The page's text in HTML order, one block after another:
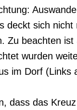
deckt sich
Zu beachten
wurden
im Dorf (Links
dass das